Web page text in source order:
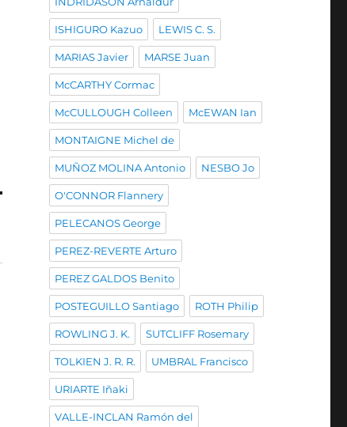
ISHIGURO Kazuo LEWIS C. S.
MARIAS Javier MARSE Juan
McCARTHY Cormac
McCULLOUGH Colleen McEWAN Ian
MONTAIGNE Michel de
MUÑOZ MOLINA Antonio NESBO Jo
O'CONNOR Flannery
PELECANOS George
PEREZ-REVERTE Arturo
PEREZ GALDOS Benito
POSTEGUILLO Santiago ROTH Philip
ROWLING J. K. SUTCLIFF Rosemary
TOLKIEN J. R. R. UMBRAL Francisco
URIARTE Iñaki
VALLE-INCLAN Ramón del